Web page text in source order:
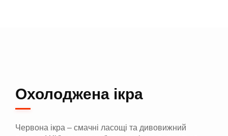
Охолоджена ікра
Червона ікра – смачні ласощі та дивовижний